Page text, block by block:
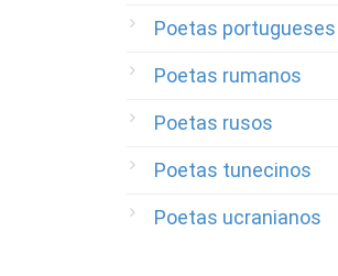
Poetas portugueses
Poetas rumanos
Poetas rusos
Poetas tunecinos
Poetas ucranianos